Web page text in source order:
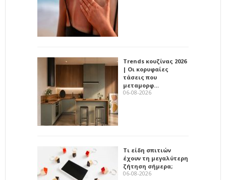
Trends κουζίνας 2026
| Οι κορυφαίες
τάσεις που
μεταμορφ…
06-08-2026
Τι είδη σπιτιών
έχουν τη μεγαλύτερη
ζήτηση σήμερα;
06-08-2026